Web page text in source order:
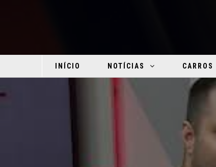
INÍCIO NOTÍCIAS CARROS